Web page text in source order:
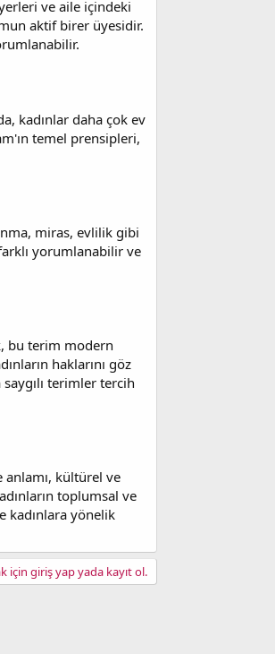
ve aile içindeki
aktif birer üyesidir.
kadınlar daha çok ev
temel prensipleri,
miras, evlilik gibi
yorumlanabilir ve
bu terim modern
haklarını göz
terimler tercih
anlamı, kültürel ve
toplumsal ve
kadınlara yönelik
için giriş yap yada kayıt ol.